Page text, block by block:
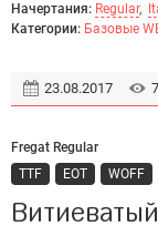
Начертания: Regular,
Категории: Базовые
23.08.2017
Fregat Regular
TTF
EOT WOFF